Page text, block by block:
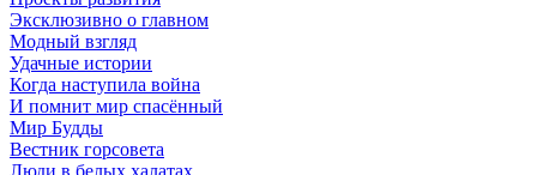
Эксклюзивно о главном
Модный взгляд
Удачные истории
Когда наступила война
И помнит мир спасённый
Мир Будды
Вестник горсовета
Люди в белых халатах